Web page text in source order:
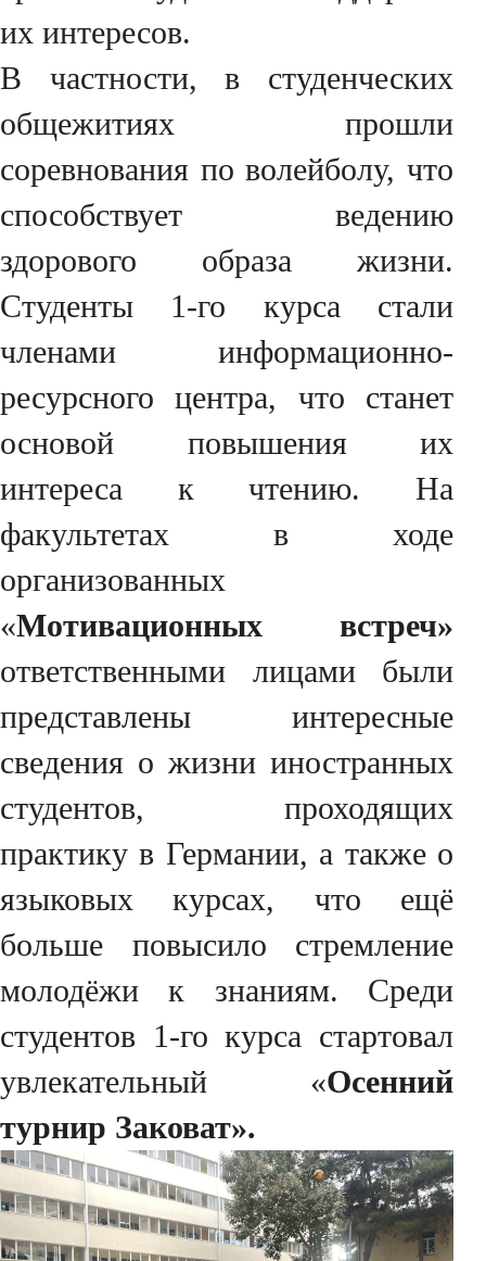
их интересов.
В частности, в студенческих
общежитиях прошли
соревнования по волейболу, что
способствует ведению
здорового образа жизни.
Студенты 1-го курса стали
членами информационно-
ресурсного центра, что станет
основой повышения их
интереса к чтению. На
факультетах в ходе
организованных
«Мотивационных встреч»
ответственными лицами были
представлены интересные
сведения о жизни иностранных
студентов, проходящих
практику в Германии, а также о
языковых курсах, что ещё
больше повысило стремление
молодёжи к знаниям. Среди
студентов 1-го курса стартовал
увлекательный «Осенний
турнир Заковат».